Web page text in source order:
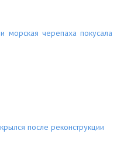
морская черепаха покусала
после реконструкции